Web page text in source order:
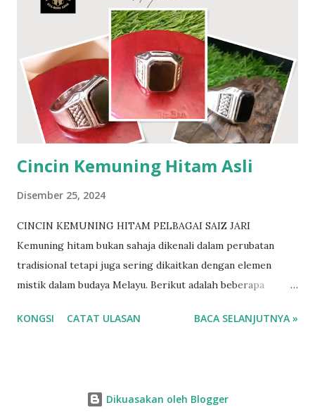
ilmu ghaib Jenis batuan yang amat langka. Tidak berkarat
walau direndam lama didalam air Besi towo adalah Besi Ibu
kursani yg menjadi rantai bumi untuk menghapuskan segala
racun yg ada didalam tanah. Nama lain Besi towo dikenali
sebagai besi darul..besi tawar..besi tua..ibu kursani Ramai
para pesilat..perawat..pendekar yg mencarinya.. Besi amat
keras nak prosesnya pun mengambil masa yg lama. Insya
Allah dengan izin-Nya. Berminat? http://www....
Cincin Kemuning Hitam Asli
Disember 25, 2024
CINCIN KEMUNING HITAM PELBAGAI SAIZ JARI
Kemuning hitam bukan sahaja dikenali dalam perubatan
tradisional tetapi juga sering dikaitkan dengan elemen
mistik dalam budaya Melayu. Berikut adalah beberapa
Gangguan Makhluk Halus Kayu kemuning hitam sering
dan Energi Positif Kemuning hitam dikatakan memiliki
KONGSI CATAT ULASAN BACA SELANJUTNYA »
Dikuasakan oleh Blogger